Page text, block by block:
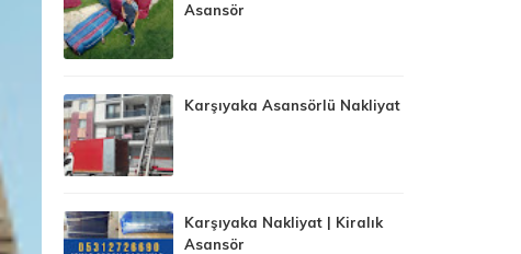
Asansör
Karşıyaka Asansörlü Nakliyat
Karşıyaka Nakliyat | Kiralık
Asansör